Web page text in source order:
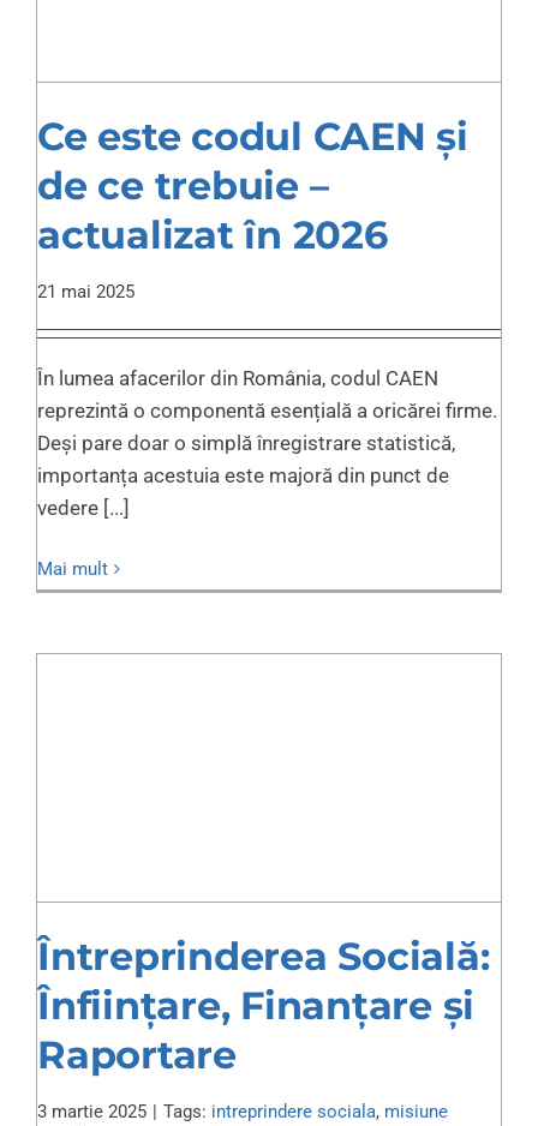
Ce este codul CAEN și
de ce trebuie –
actualizat în 2026
21 mai 2025
În lumea afacerilor din România, codul CAEN
reprezintă o componentă esențială a oricărei firme.
Deși pare doar o simplă înregistrare statistică,
importanța acestuia este majoră din punct de
vedere [...]
Mai mult
Întreprinderea Socială:
Înființare, Finanțare și
Raportare
3 martie 2025 | Tags: intreprindere sociala, misiune